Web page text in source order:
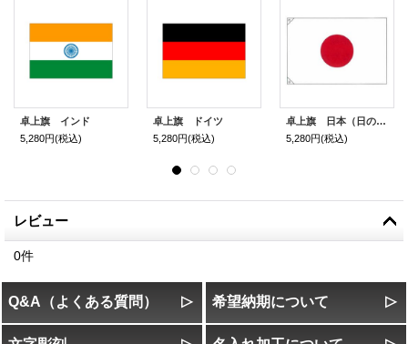
卓上旗 インド
5,280円(税込)
卓上旗 ドイツ
5,280円(税込)
卓上旗 日本（日の丸）
5,280円(税込)
レビュー
0件
Q&A（よくある質問） 希望納期について